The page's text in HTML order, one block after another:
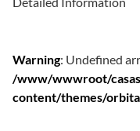
Warning: Undefined
/www/wwwroot/
content/themes/